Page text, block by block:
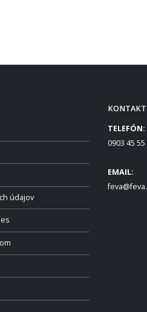
údajov
KONTAKT
TELEFÓN:
0903 45 55
EMAIL: